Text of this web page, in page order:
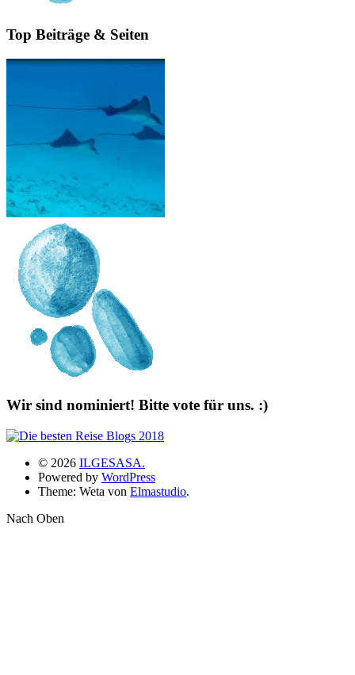
Top Beiträge & Seiten
Wir sind nominiert! Bitte vote für uns. :)
© 2026 ILGESASA.
Powered by WordPress
Theme: Weta von Elmastudio.
Nach Oben